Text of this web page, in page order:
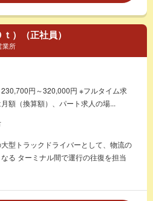
）（正社員）
業所
円～320,000円 ※フルタイム求
額（換算額）、パート求人の場...
大型トラックドライバーとして、物流の
る ターミナル間で運行の往復を担当